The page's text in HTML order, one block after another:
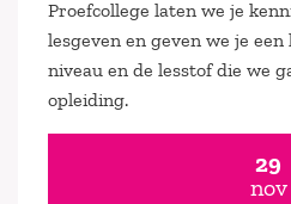
Proefcollege laten we je
lesgeven en geven we je
niveau en de lesstof die we
opleiding.
29
nov